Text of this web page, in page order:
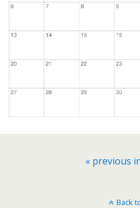
« previous
Back